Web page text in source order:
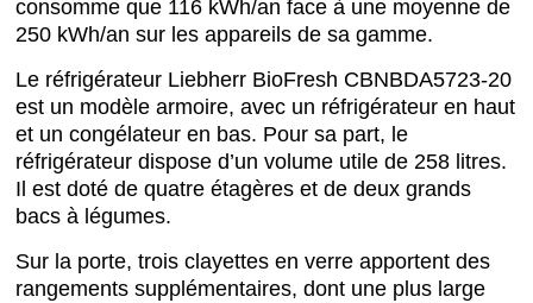
consomme que 116 kWh/an face à une moyenne de
250 kWh/an sur les appareils de sa gamme.
Le réfrigérateur Liebherr BioFresh CBNBDA5723-20
est un modèle armoire, avec un réfrigérateur en haut
et un congélateur en bas. Pour sa part, le
réfrigérateur dispose d’un volume utile de 258 litres.
Il est doté de quatre étagères et de deux grands
bacs à légumes.
Sur la porte, trois clayettes en verre apportent des
rangements supplémentaires, dont une plus large